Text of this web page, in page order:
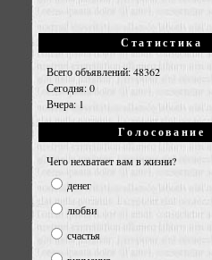
Статистика
Всего объявлений: 48362
Сегодня: 0
Вчера: 1
Голосование
Чего нехватает вам в жизни?
денег
любви
счастья